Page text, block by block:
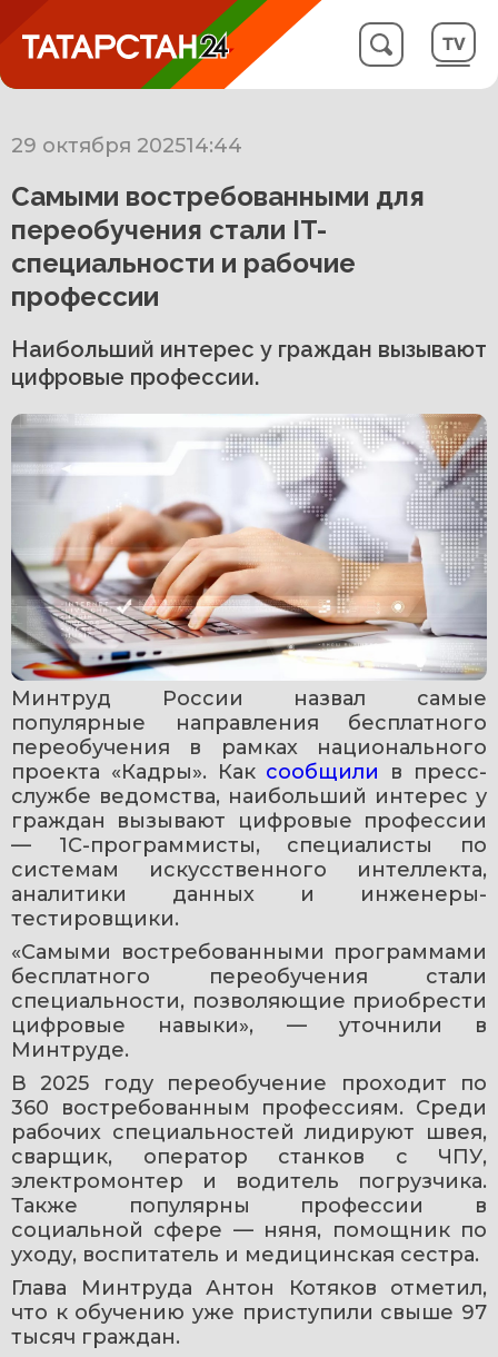
29 октября 202514:44
Самыми востребованными для
переобучения стали IT-
специальности и рабочие
профессии
Наибольший интерес у граждан вызывают
цифровые профессии.
Минтруд России назвал самые
популярные направления бесплатного
переобучения в рамках национального
проекта «Кадры». Как сообщили в пресс-
службе ведомства, наибольший интерес у
граждан вызывают цифровые профессии
— 1С-программисты, специалисты по
системам искусственного интеллекта,
аналитики данных и инженеры-
тестировщики.
«Самыми востребованными программами
бесплатного переобучения стали
специальности, позволяющие приобрести
цифровые навыки», — уточнили в
Минтруде.
В 2025 году переобучение проходит по
360 востребованным профессиям. Среди
рабочих специальностей лидируют швея,
сварщик, оператор станков с ЧПУ,
электромонтер и водитель погрузчика.
Также популярны профессии в
социальной сфере — няня, помощник по
уходу, воспитатель и медицинская сестра.
Глава Минтруда Антон Котяков отметил,
что к обучению уже приступили свыше 97
тысяч граждан.